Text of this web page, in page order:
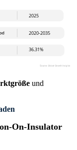
und
On-Insulator